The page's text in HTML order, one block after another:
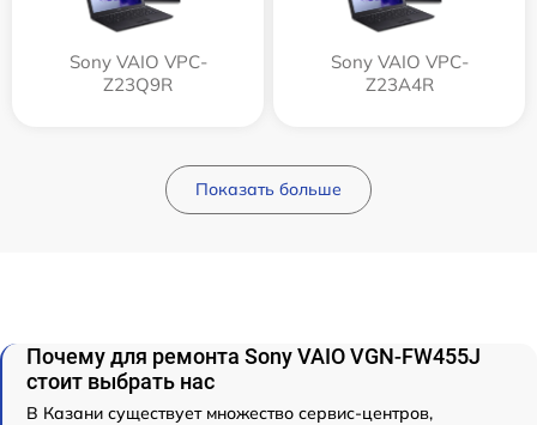
Sony VAIO VPC-
Z23Q9R
Sony VAIO VPC-
Z23A4R
Показать больше
Почему для ремонта Sony VAIO VGN-FW455J
стоит выбрать нас
В Казани существует множество сервис-центров,